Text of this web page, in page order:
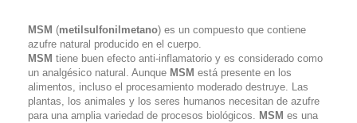
MSM (metilsulfonilmetano) es un compuesto que contiene
azufre natural producido en el cuerpo.
MSM tiene buen efecto anti-inflamatorio y es considerado como
un analgésico natural. Aunque MSM está presente en los
alimentos, incluso el procesamiento moderado destruye. Las
plantas, los animales y los seres humanos necesitan de azufre
para una amplia variedad de procesos biológicos. MSM es una